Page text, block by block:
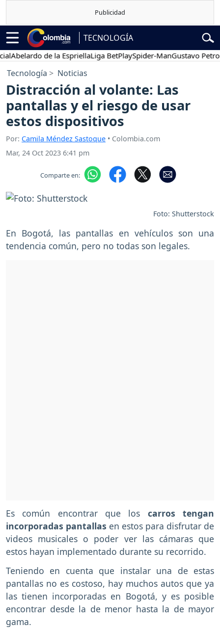
TECNOLOGÍA
de la EspriellaLiga BetPlaySpider-ManGustavo Petro
Tecnología Noticias
Distracción al volante: Las
pantallas y el riesgo de usar
estos dispositivos
Por: Camila Méndez Sastoque • Colombia.com
Mar, 24 Oct 2023 6:41 pm
Comparte en:
Foto: Shutterstock
En Bogotá, las pantallas en vehículos son una
tendencia común, pero no todas son legales.
Es común encontrar que los carros tengan
incorporadas pantallas en estos para disfrutar de
videos musicales o poder ver las cámaras que
estos hayan implementado durante su recorrido.
Teniendo en cuenta que instalar una de estas
pantallas no es costoso, hay muchos autos que ya
las tienen incorporadas en Bogotá, y es posible
encontrar desde la de menor hasta la de mayor
gama.